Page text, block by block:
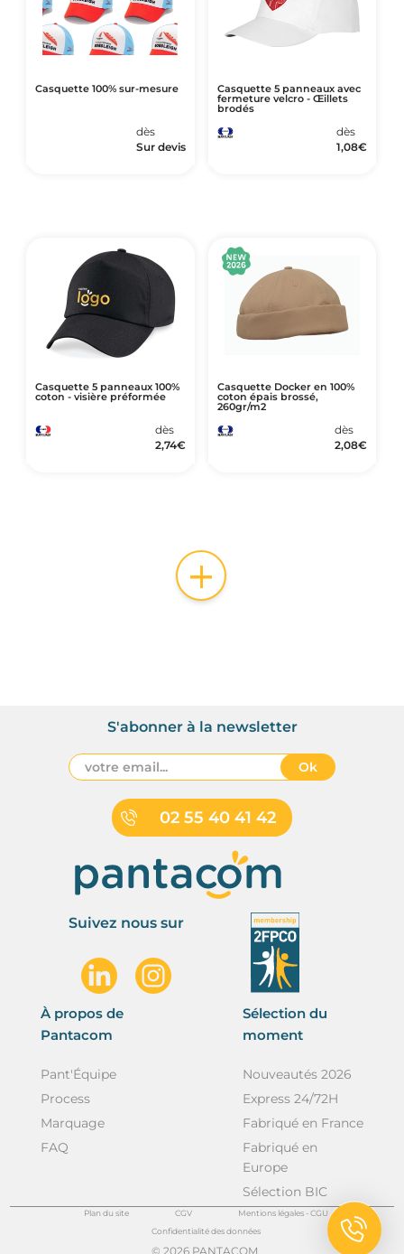
Casquette 100% sur-mesure
dès
Sur devis
Casquette 5 panneaux avec
fermeture velcro - Œillets
brodés
dès
1,08€
Casquette 5 panneaux 100%
coton - visière préformée
dès
2,74€
Casquette Docker en 100%
coton épais brossé,
260gr/m2
dès
2,08€
+
02 55 40 41 42
S'abonner à la newsletter
Ok
Suivez nous sur
À propos de
Pantacom
Pant'Équipe
Process
Marquage
FAQ
Sélection du
moment
Nouveautés 2026
Express 24/72H
Fabriqué en France
Fabriqué en
Europe
Sélection BIC
© 2026 PANTACOM
Plan du site CGV
Mentions légales - CGU
Confidentialité des données